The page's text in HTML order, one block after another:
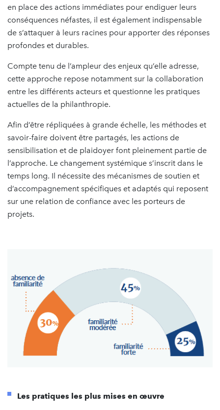
en place des actions immédiates pour endiguer leurs
conséquences néfastes, il est également indispensable
de s’attaquer à leurs racines pour apporter des réponses
profondes et durables.
Compte tenu de l’ampleur des enjeux qu’elle adresse,
cette approche repose notamment sur la collaboration
entre les différents acteurs et questionne les pratiques
actuelles de la philanthropie.
Afin d’être répliquées à grande échelle, les méthodes et
savoir-faire doivent être partagés, les actions de
sensibilisation et de plaidoyer font pleinement partie de
l’approche. Le changement systémique s’inscrit dans le
temps long. Il nécessite des mécanismes de soutien et
d’accompagnement spécifiques et adaptés qui reposent
sur une relation de confiance avec les porteurs de
projets.
Les pratiques les plus mises en œuvre